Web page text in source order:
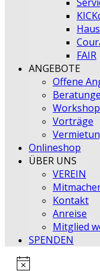
FAIR
ANGEBOTE
Offene
Vorträge
Onlineshop
ÜBER UNS
VEREIN
Kontakt
Anreise
Mitglied
SPENDEN